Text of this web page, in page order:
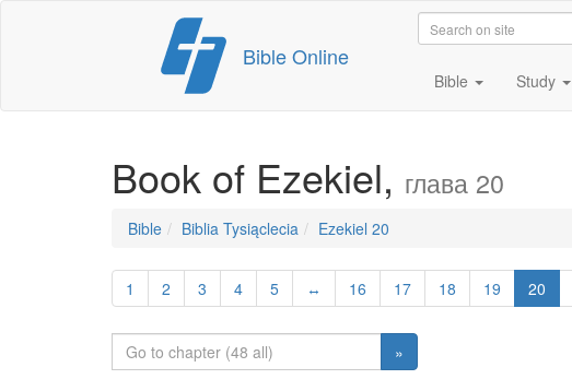
content
Bible Online
Bible Study
Book of Ezekiel, глава 20
Bible Biblia Tysiąclecia Ezekiel 20
1 2 3 4 5 ↔ 16 17 18 19 20
»